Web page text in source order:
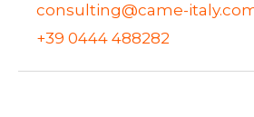
consulting@came-
+39 0444 488282